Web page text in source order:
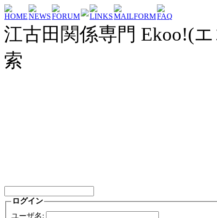
HOMENEWSFORUM LINKSMAILFORMFAQ
江古田関係専門 Ekoo!(
索
ログイン
ユーザ名: